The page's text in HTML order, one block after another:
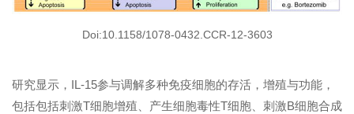
Doi:10.1158/1078-0432.CCR-12-3603
研究显示，IL-15参与调解多种免疫细胞的存活，增殖与功能，
包括包括刺激T细胞增殖、产生细胞毒性T细胞、刺激B细胞合成